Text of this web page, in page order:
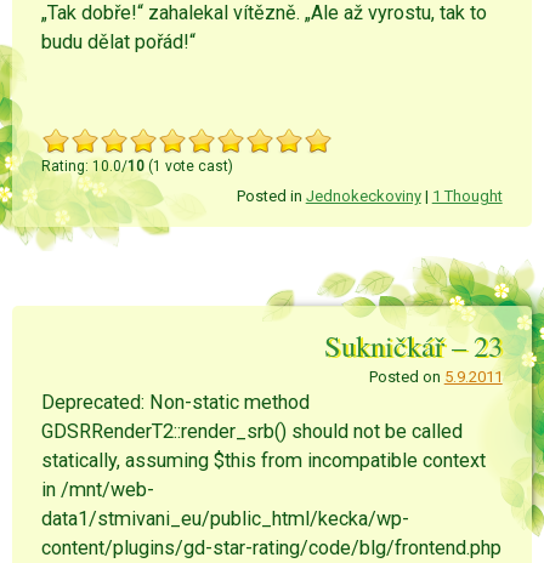
„Tak dobře!“ zahalekal vítězně. „Ale až vyrostu, tak to
budu dělat pořád!“
Rating: 10.0/10 (1 vote cast)
Posted in Jednokeckoviny | 1 Thought
Sukničkář – 23
Posted on 5.9.2011
Deprecated: Non-static method
GDSRRenderT2::render_srb() should not be called
statically, assuming $this from incompatible context
in /mnt/web-
data1/stmivani_eu/public_html/kecka/wp-
content/plugins/gd-star-rating/code/blg/frontend.php